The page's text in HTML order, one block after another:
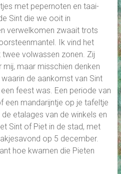
met pepernoten en taai-
Sint die we ooit in
verwelkomen zwaait trots
Ik vind het
volwassen zonen. Zij
maar misschien denken
de aankomst van Sint
feest was. Een periode van
een mandarijntje op je tafeltje
etalages van de winkels en
Sint of Piet in de stad, met
op 5 december.
hoe kwamen die Pieten